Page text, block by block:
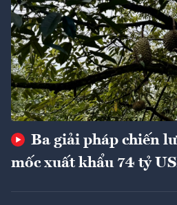
Ba giải pháp chiến
mốc xuất khẩu 74 tỷ